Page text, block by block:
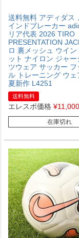
送料無料 アディダス
インドブレーカー
リア代表 2026 TIRO
PRESENTATION
ロ 裏メッシュ ウイン
ット ナイロン ジャー
ツウェア サッカー フ
ル トレーニング ウ
夏新作 L4251
送料無料
エレスポ価格 ¥11,000
在庫切れ